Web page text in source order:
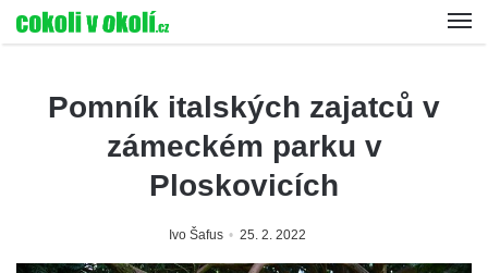
Pomník italských zajatců v
zámeckém parku v
Ploskovicích
Ivo Šafus 25. 2. 2022